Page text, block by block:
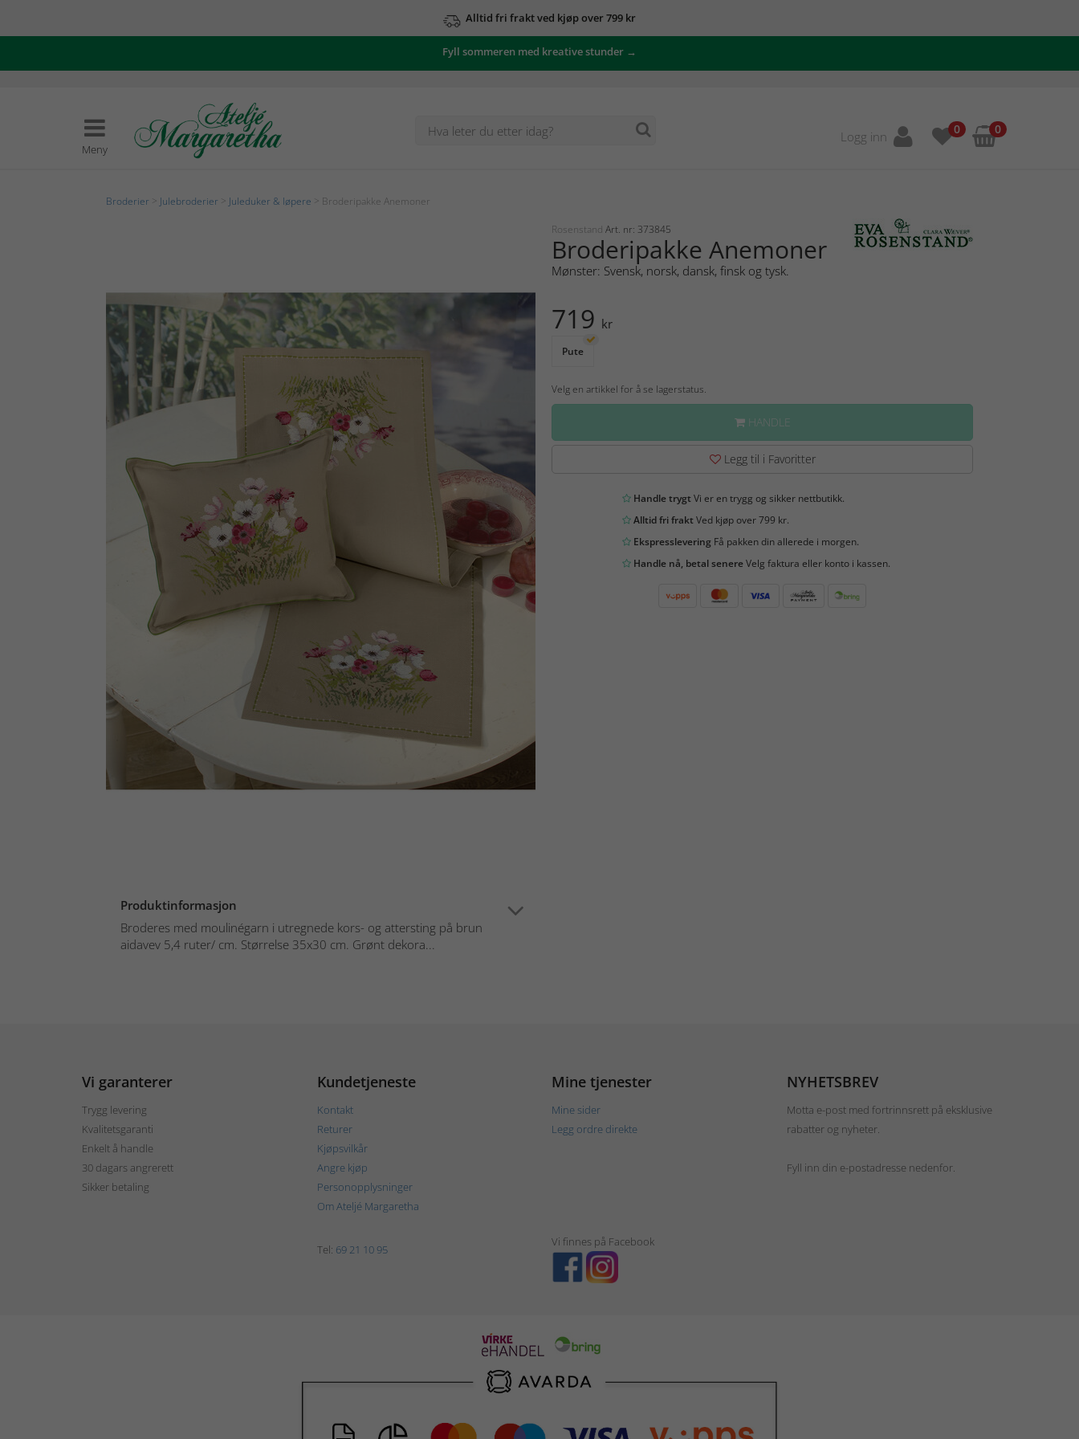
Alltid fri frakt ved kjøp over 799 kr
Fyll sommeren med kreative stunder →
Meny
Logg inn 0 0
Broderier Julebroderier Juleduker & løpere > Broderipakke Anemoner
Produktinformasjon
Broderes med moulinégarn i utregnede kors- og attersting på brun
aidavev 5,4 ruter/ cm. Størrelse 35x30 cm. Grønt dekora...
Rosenstand Art. nr: 373845
Broderipakke Anemoner
Mønster: Svensk, norsk, dansk, finsk og tysk.
719 kr
Pute
Velg en artikkel for å se lagerstatus.
HANDLE
Legg til i Favoritter
Handle trygtVi er en trygg og sikker nettbutikk.
Alltid fri fraktVed kjøp over 799 kr.
EkspressleveringFå pakken din allerede i morgen.
Handle nå, betal senereVelg faktura eller konto i kassen.
Vi garanterer
Trygg levering
Kvalitetsgaranti
Enkelt å handle
30 dagars angrerett
Sikker betaling
Kundetjeneste
Kontakt
Returer
Kjøpsvilkår
Angre kjøp
Personopplysninger
Om Ateljé Margaretha
Mine tjenester
Mine sider
Legg ordre direkte
NYHETSBREV
Motta e-post med fortrinnsrett på eksklusive
rabatter og nyheter.
Fyll inn din e-postadresse nedenfor.
Tel: 69 21 10 95
Vi finnes på Facebook